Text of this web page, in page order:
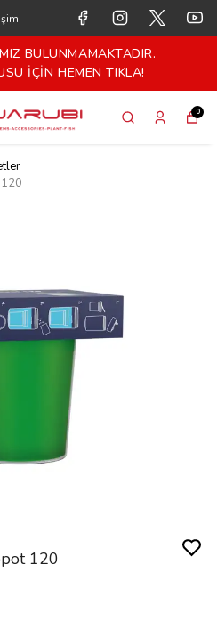
BULUNMAMAKTADIR.
İÇİN HEMEN TIKLA!
0
120